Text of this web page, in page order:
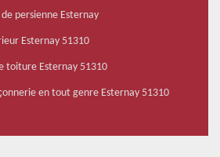
persienne Esternay
Esternay 51310
toiture Esternay 51310
en tout genre Esternay 51310